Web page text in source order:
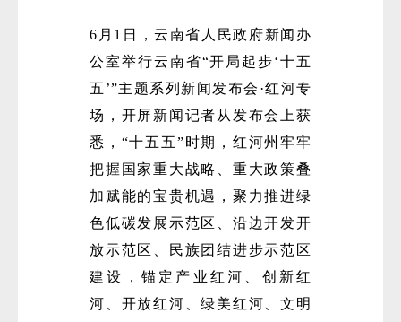
6月1日，云南省人民政府新闻办
公室举行云南省“开局起步‘十五
五’”主题系列新闻发布会·红河专
场，开屏新闻记者从发布会上获
悉，“十五五”时期，红河州牢牢
把握国家重大战略、重大政策叠
加赋能的宝贵机遇，聚力推进绿
色低碳发展示范区、沿边开发开
放示范区、民族团结进步示范区
建设，锚定产业红河、创新红
河、开放红河、绿美红河、文明